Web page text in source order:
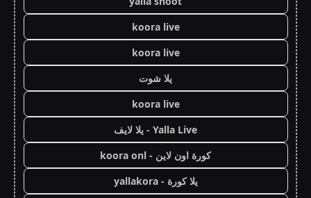
koora live
koora live
يلا شوت
koora live
Yalla Live - يلا لايف
كورة اون لاين - koora onl
يلا كورة - yallakora